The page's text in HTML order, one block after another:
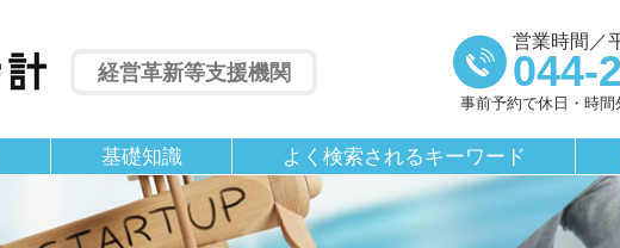
経営革新等支援機関
営業時間／
044-
事前予約で休日・時間
基礎知識 よく検索されるキーワード